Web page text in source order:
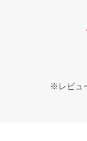
※レビュ